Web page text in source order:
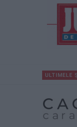
ULTIMELE